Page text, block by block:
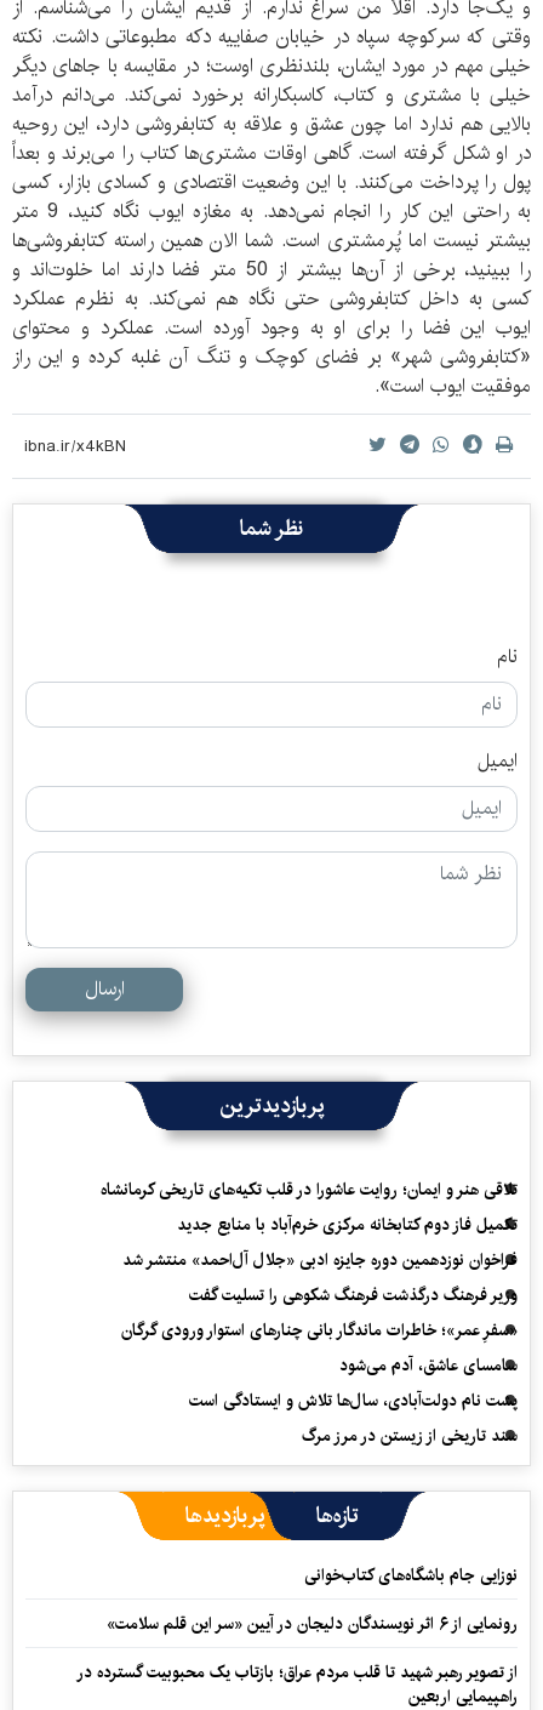
و یک‌جا دارد. اقلاً من سراغ ندارم. از قدیم ایشان را می‌شناسم. از
وقتی که سرکوچه سپاه در خیابان صفاییه دکه مطبوعاتی داشت. نکته
خیلی مهم در مورد ایشان، بلندنظری اوست؛ در مقایسه با جاهای دیگر
خیلی با مشتری و کتاب، کاسبکارانه برخورد نمی‌کند. می‌دانم درآمد
بالایی هم ندارد اما چون عشق و علاقه به کتابفروشی دارد، این روحیه
در او شکل گرفته است. گاهی اوقات مشتری‌ها کتاب را می‌برند و بعداً
پول را پرداخت می‌کنند. با این وضعیت اقتصادی و کسادی بازار، کسی
به راحتی این کار را انجام نمی‌دهد. به مغازه ایوب نگاه کنید، 9 متر
بیشتر نیست اما پُرمشتری است. شما الان همین راسته کتابفروشی‌ها
را ببینید، برخی از آن‌ها بیشتر از 50 متر فضا دارند اما خلوت‌اند و
کسی به داخل کتابفروشی حتی نگاه هم نمی‌کند. به نظرم عملکرد
ایوب این فضا را برای او به وجود آورده است. عملکرد و محتوای
«کتابفروشی شهر» بر فضای کوچک و تنگ آن غلبه کرده و این راز
موفقیت ایوب است».
نظر شما
نام
ایمیل
ارسال
پربازدیدترین
تلاقی هنر و ایمان؛ روایت عاشورا در قلب تکیه‌های تاریخی کرمانشاه
تکمیل فاز دوم کتابخانه مرکزی خرم‌آباد با منابع جدید
فراخوان نوزدهمین دوره جایزه ادبی «جلال آل‌احمد» منتشر شد
وزیر فرهنگ درگذشت فرهنگ شکوهی را تسلیت گفت
«سفرِ عمر»؛ خاطرات ماندگار بانی چنارهای استوار ورودی گرگان
سامسای عاشق، آدم می‌شود
پشت نام دولت‌آبادی، سال‌ها تلاش و ایستادگی است
سند تاریخی از زیستن در مرز مرگ
تازه‌ها پربازدیدها
نوزایی جام باشگاه‌های کتاب‌خوانی
رونمایی از ۶ اثر نویسندگان دلیجان در آیین «سر این قلم سلامت»
از تصویر رهبر شهید تا قلب مردم عراق؛ بازتاب یک محبوبیت گسترده در
راهپیمایی اربعین